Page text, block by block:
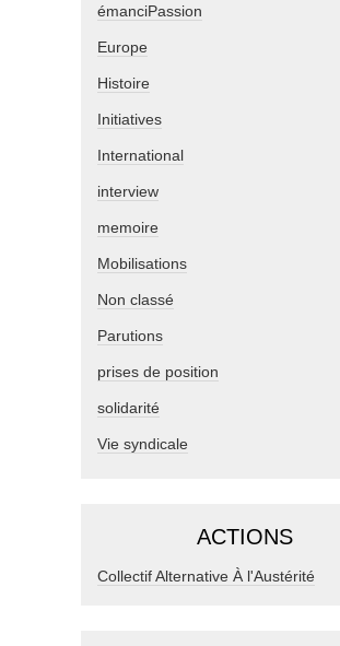
émanciPassion
Europe
Histoire
Initiatives
International
interview
memoire
Mobilisations
Non classé
Parutions
prises de position
solidarité
Vie syndicale
ACTIONS
Collectif Alternative À l'Austérité